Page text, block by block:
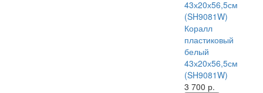
Коралл
пластиковый
белый
43х20х56,5см
(SH9081W)
3 700 р.